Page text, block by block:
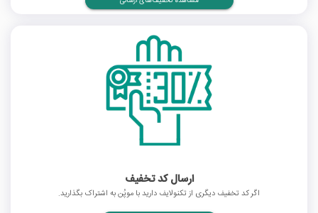
ارسال کد تخفیف
اگر کد تخفیف دیگری از تکنولایف دارید با موپُن به اشتراک بگذارید.